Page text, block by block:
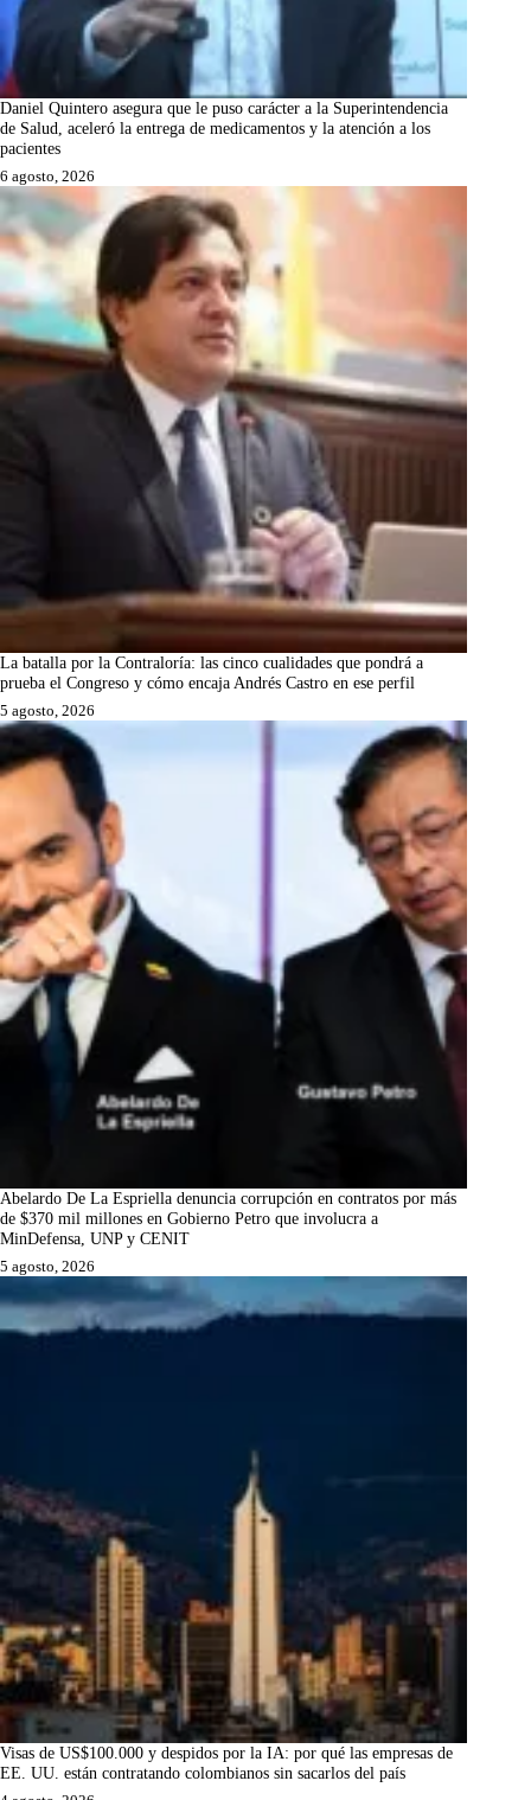
Daniel Quintero asegura que le puso carácter a la Superintendencia
de Salud, aceleró la entrega de medicamentos y la atención a los
pacientes
6 agosto, 2026
La batalla por la Contraloría: las cinco cualidades que pondrá a
prueba el Congreso y cómo encaja Andrés Castro en ese perfil
5 agosto, 2026
Abelardo De La Espriella denuncia corrupción en contratos por más
de $370 mil millones en Gobierno Petro que involucra a
MinDefensa, UNP y CENIT
5 agosto, 2026
Visas de US$100.000 y despidos por la IA: por qué las empresas de
EE. UU. están contratando colombianos sin sacarlos del país